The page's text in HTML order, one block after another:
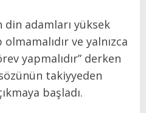
adamları yüksek
ve yalnızca
yapmalıdır” derken
takiyyeden
başladı.